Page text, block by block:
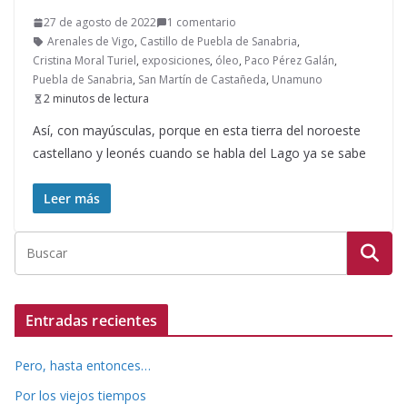
27 de agosto de 2022
1 comentario
Arenales de Vigo, Castillo de Puebla de Sanabria,
Cristina Moral Turiel, exposiciones, óleo, Paco Pérez Galán,
Puebla de Sanabria, San Martín de Castañeda, Unamuno
2 minutos de lectura
Así, con mayúsculas, porque en esta tierra del noroeste
castellano y leonés cuando se habla del Lago ya se sabe
Leer más
Entradas recientes
Pero, hasta entonces…
Por los viejos tiempos